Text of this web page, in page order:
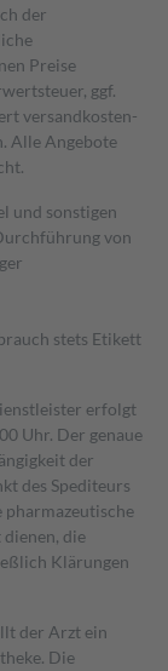
der
Preise
ggf.
versand­kosten­
Alle Angebote
und sonstigen
von
stets Etikett
erfolgt
Uhr. Der genaue
der
des Spediteurs
pharmazeutische
die
Klärungen
der Arzt ein
Die